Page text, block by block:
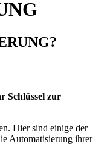
Schlüssel zur
Hier sind einige der
Automatisierung ihrer